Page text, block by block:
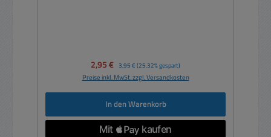
Verkaufspreis:
2,95 € Regulärer Preis:
3,95 € (25.32% gespart)
Preise inkl. MwSt. zzgl. Versandkosten
In den Warenkorb